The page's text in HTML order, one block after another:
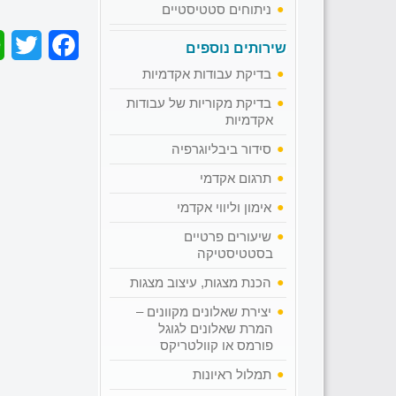
ניתוחים סטטיסטיים
שירותים נוספים
בדיקת עבודות אקדמיות
בדיקת מקוריות של עבודות
אקדמיות
סידור ביבליוגרפיה
תרגום אקדמי
אימון וליווי אקדמי
שיעורים פרטיים
בסטטיסטיקה
הכנת מצגות, עיצוב מצגות
יצירת שאלונים מקוונים –
המרת שאלונים לגוגל
פורמס או קוולטריקס
תמלול ראיונות